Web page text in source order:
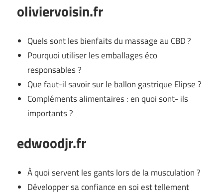
oliviervoisin.fr
Quels sont les bienfaits du massage au CBD ?
Pourquoi utiliser les emballages éco
responsables ?
Que faut-il savoir sur le ballon gastrique Elipse ?
Compléments alimentaires : en quoi sont- ils
importants ?
edwoodjr.fr
À quoi servent les gants lors de la musculation ?
Développer sa confiance en soi est tellement